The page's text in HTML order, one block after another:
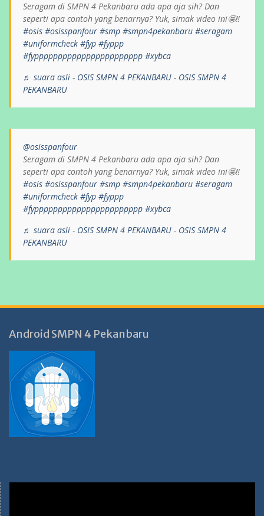
Seragam di SMPN 4 Pekanbaru ada apa aja sih? Dan
seperti apa contoh yang benarnya? Yuk, simak video ini🤩‼️
#osis #osisspanfour #smp #smpn4pekanbaru #seragam
#uniformcheck #fyp #fyppp
#fyppppppppppppppppppppppp #xybca
♬ suara asli - OSIS SMPN 4 PEKANBARU - OSIS SMPN 4
PEKANBARU
@osisspanfour
Seragam di SMPN 4 Pekanbaru ada apa aja sih? Dan
seperti apa contoh yang benarnya? Yuk, simak video ini🤩‼️
#osis #osisspanfour #smp #smpn4pekanbaru #seragam
#uniformcheck #fyp #fyppp
#fyppppppppppppppppppppppp #xybca
♬ suara asli - OSIS SMPN 4 PEKANBARU - OSIS SMPN 4
PEKANBARU
Android SMPN 4 Pekanbaru